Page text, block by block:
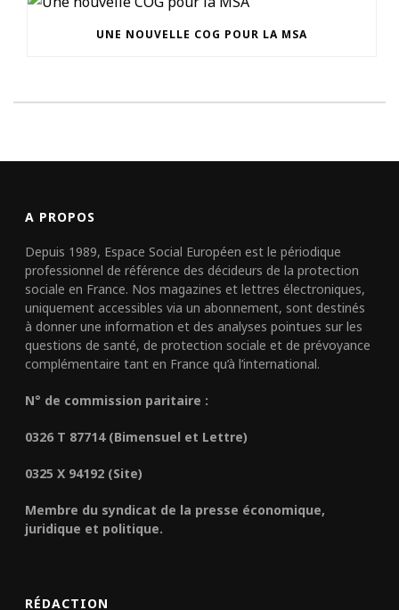
UNE NOUVELLE COG POUR LA MSA
A PROPOS
Depuis 1989, Espace Social Européen est le périodique
professionnel de référence des décideurs de la protection
sociale en France. Nos magazines et lettres électroniques,
uniquement accessibles via un abonnement, sont destinés
à donner une information et des analyses pointues sur les
questions de santé, de protection sociale et de prévoyance
complémentaire tant en France qu’à l’international.
N° de commission paritaire :
0326 T 87714 (Bimensuel et Lettre)
0325 X 94192 (Site)
Membre du syndicat de la presse économique,
juridique et politique.
RÉDACTION